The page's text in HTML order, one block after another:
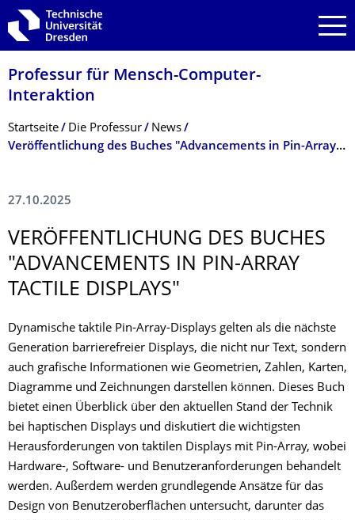
Zur Hauptnavigation springen
Zur Suche springen
Zum Inhalt springen
Professur für Mensch-Computer-
Interaktion
Breadcrumb-Menü
Startseite Die Professur
News
Veröffentlichung des Buches "Advancements in Pin-Array Tactile Displays"­
27.10.2025
VERÖFFENTLI­CHUNG DES BUCHES
"ADVANCEMENTS IN PIN-ARRAY
TACTILE DISPLAYS"
Dynamische taktile Pin-Array-Displays gelten als die nächste
Generation barrierefreier Displays, die nicht nur Text, sondern
auch grafische Informationen wie Geometrien, Zahlen, Karten,
Diagramme und Zeichnungen darstellen können. Dieses Buch
bietet einen Überblick über den aktuellen Stand der Technik
bei haptischen Displays und diskutiert die wichtigsten
Herausforderungen von taktilen Displays mit Pin-Array, wobei
Hardware-, Software- und Benutzeranforderungen behandelt
werden. Außerdem werden grundlegende Ansätze für das
Design von Benutzeroberflächen untersucht, darunter das